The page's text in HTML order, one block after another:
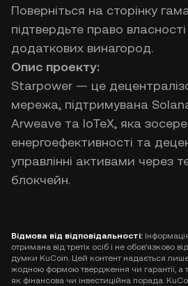
Поверніться на сторінку
підтвердьте право
додаткових винагород.
Опис проекту:
Starpower — це
мережа, підтримувана
Arweave та IoTeX, яка
енергоефективності та
управлінні активами через
блокчейн.
Відмова від відповідальності:
отримана від третіх осіб і не обов'язково
думки KuCoin. Цей контент надається
жодною формою твердження чи гарантії, а
як фінансова чи інвестиційна порада.